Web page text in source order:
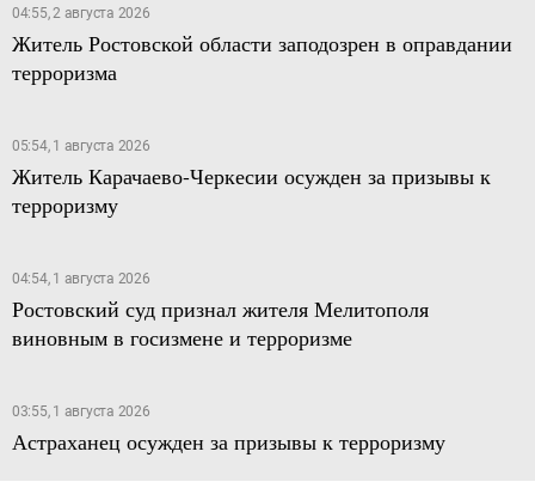
04:55, 2 августа 2026
Житель Ростовской области заподозрен в оправдании
терроризма
05:54, 1 августа 2026
Житель Карачаево-Черкесии осужден за призывы к
терроризму
04:54, 1 августа 2026
Ростовский суд признал жителя Мелитополя
виновным в госизмене и терроризме
03:55, 1 августа 2026
Астраханец осужден за призывы к терроризму